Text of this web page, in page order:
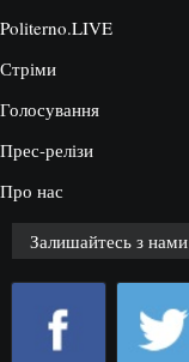
Politerno.LIVE
Стріми
Голосування
Прес-релізи
Про нас
Залишайтесь з нами